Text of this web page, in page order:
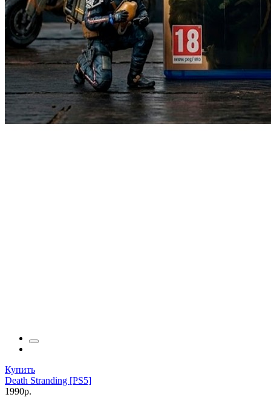
Купить
Death Stranding [PS5]
1990р.